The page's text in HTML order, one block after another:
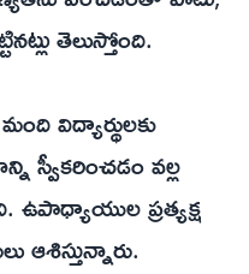
తెలుస్తోంది.
విద్యార్థులకు
స్వీకరించడం వల్ల
ఉపాధ్యాయుల ప్రత్యక్ష